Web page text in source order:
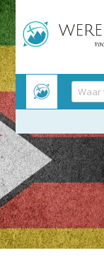
Meteen
naar
inhoud